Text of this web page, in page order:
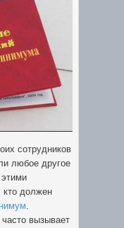
сотрудников
любое другое
этими
должен
.
вызывает